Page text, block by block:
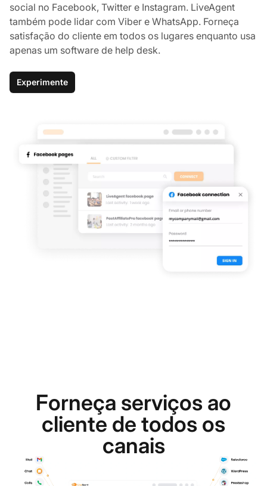
social no Facebook, Twitter e Instagram. LiveAgent
também pode lidar com Viber e WhatsApp. Forneça
satisfação do cliente em todos os lugares enquanto usa
apenas um software de help desk.
Experimente
Forneça serviços ao
cliente de todos os
canais